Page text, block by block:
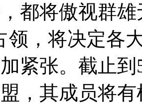
都将傲视群
领，将决定各
紧张。截止
，其成员将